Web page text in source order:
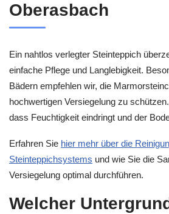
Oberasbach
Ein nahtlos verlegter Steinteppich
einfache Pflege und Langlebigkeit.
Bädern empfehlen wir, die
hochwertigen Versiegelung zu
dass Feuchtigkeit eindringt und der
Erfahren Sie hier mehr über die
Steinteppichsystems und wie Sie die
Versiegelung optimal durchführen.
Welcher